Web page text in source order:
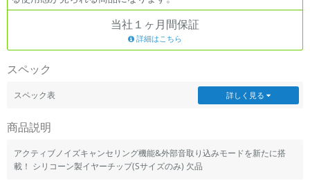
当社１ヶ月間保証
詳細はこちら
スペック
スペック表 詳しく見る
商品説明
アクティブノイズキャンセリング機能&外部音取り込みモードを新たに搭
載！ シリコーン製イヤーチップ(Sサイズのみ) 欠品
OS
容量